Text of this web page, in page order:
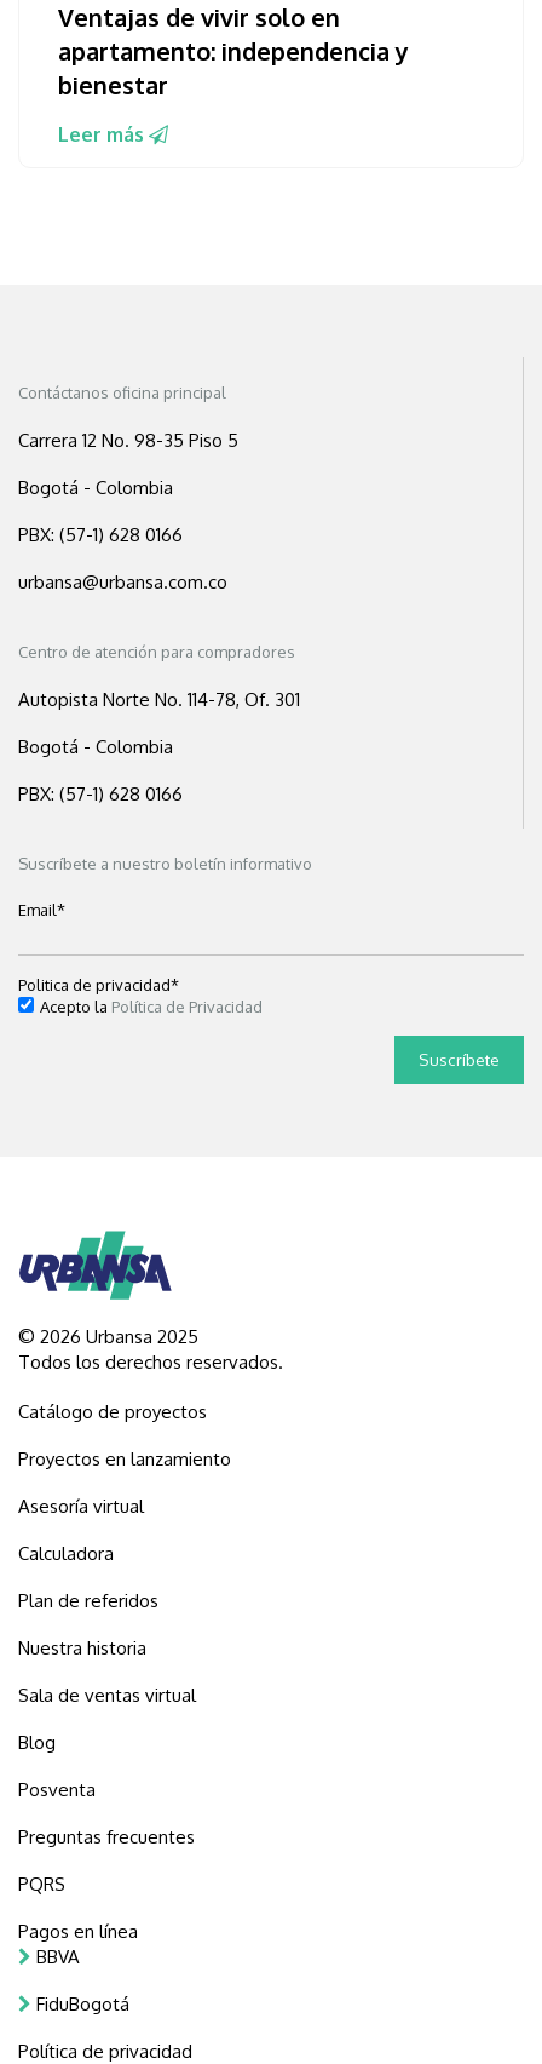
Ventajas de vivir solo en
apartamento: independencia y
bienestar
Leer más
Contáctanos oficina principal
Carrera 12 No. 98-35 Piso 5
Bogotá - Colombia
PBX: (57-1) 628 0166
urbansa@urbansa.com.co
Centro de atención para compradores
Autopista Norte No. 114-78, Of. 301
Bogotá - Colombia
PBX: (57-1) 628 0166
Suscríbete a nuestro boletín informativo
Email*
Politica de privacidad*
Acepto la Política de Privacidad
© 2026 Urbansa 2025
Todos los derechos reservados.
Catálogo de proyectos
Proyectos en lanzamiento
Asesoría virtual
Calculadora
Plan de referidos
Nuestra historia
Sala de ventas virtual
Blog
Posventa
Preguntas frecuentes
PQRS
Pagos en línea
BBVA
FiduBogotá
Política de privacidad